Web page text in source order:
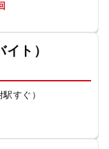
ト）
すぐ）